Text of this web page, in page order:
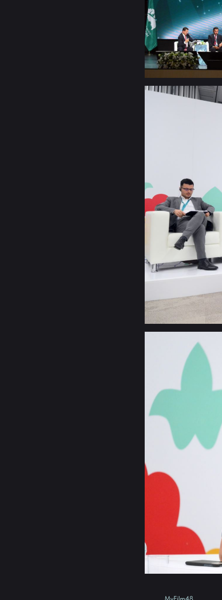
MyFilm48